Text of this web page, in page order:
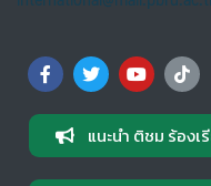
แนะนำ ติชม ร้องเ